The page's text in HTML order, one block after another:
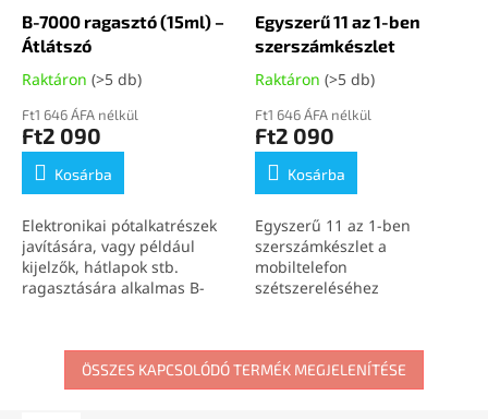
B-7000 ragasztó (15ml) –
Átlátszó
Raktáron (>5 db)
Ft1 646 ÁFA nélkül
Ft2 090
Kosárba
Elektronikai pótalkatrészek
javítására, vagy például
kijelzők, hátlapok stb.
ragasztására alkalmas B-
Egyszerű 11 az 1-ben
szerszámkészlet
Raktáron (>5 db)
Ft1 646 ÁFA nélkül
Ft2 090
Kosárba
Egyszerű 11 az 1-ben
szerszámkészlet a
mobiltelefon
szétszereléséhez
ÖSSZES KAPCSOLÓDÓ TERMÉK MEGJELENÍTÉSE